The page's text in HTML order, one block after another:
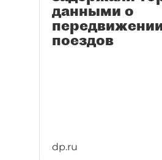
данными о
поездов
dp.ru